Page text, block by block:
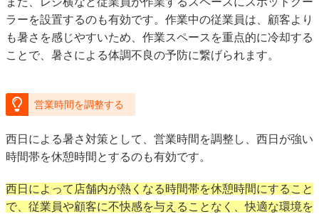
ラーを設置するのも有効です。作業中の従業員は、顧客より
も暑さを感じやすいため、作業スペースを重点的に冷却する
ことで、暑さによる体調不良の予防に繋げられます。
営業時間を調整する
西日による暑さ対策として、営業時間を調整し、西日が強い
時間帯を休憩時間とするのも有効です。
西日によって店舗内が熱くなる時間帯を休憩時間にすること
で、従業員や顧客に不快感を与えることなく、快適な環境を